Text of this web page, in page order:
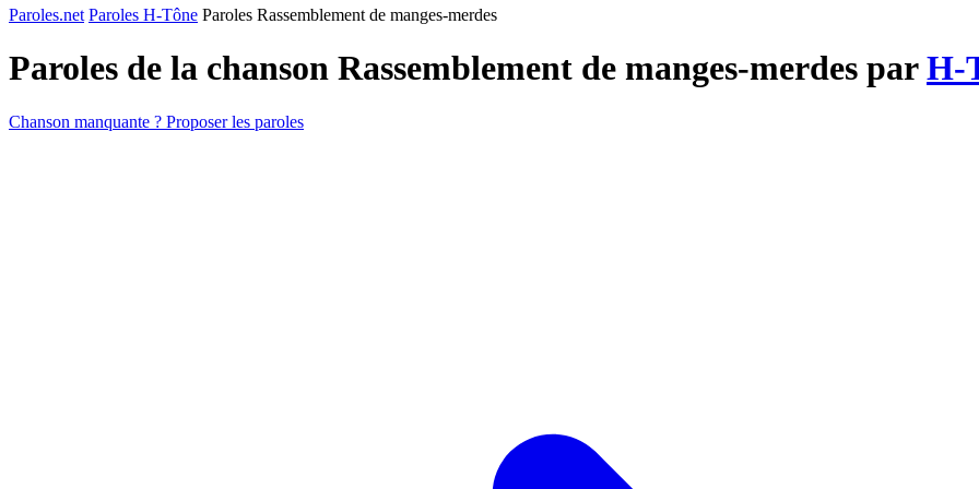
Paroles.net Paroles H-Tône Paroles Rassemblement de manges-merdes
Paroles de la chanson Rassemblement de manges-merdes parH-
Chanson manquante ? Proposer les paroles